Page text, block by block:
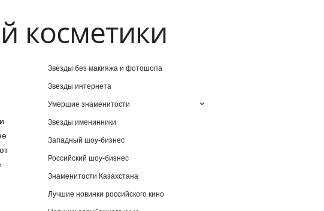
косметики
Звезды без макияжа и фотошопа
Звезды интернета
Умершие знаменитости
Звезды именинники
Западный шоу-бизнес
Российский шоу-бизнес
Знаменитости Казахстана
Лучшие новинки российского кино